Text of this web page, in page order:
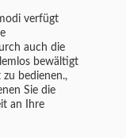
verfügt
auch die
bewältigt
bedienen.,
Sie die
an Ihre